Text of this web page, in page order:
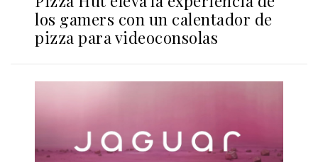
los gamers con un calentador de
pizza para videoconsolas